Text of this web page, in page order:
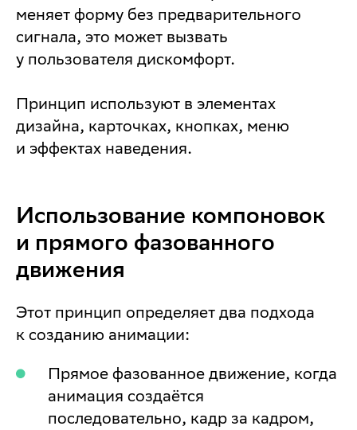
меняет форму без предварительного
сигнала, это может вызвать
у пользователя дискомфорт.
Принцип используют в элементах
дизайна, карточках, кнопках, меню
и эффектах наведения.
Использование компоновок
и прямого фазованного
движения
Этот принцип определяет два подхода
к созданию анимации:
Прямое фазованное движение, когда
анимация создаётся
последовательно, кадр за кадром,